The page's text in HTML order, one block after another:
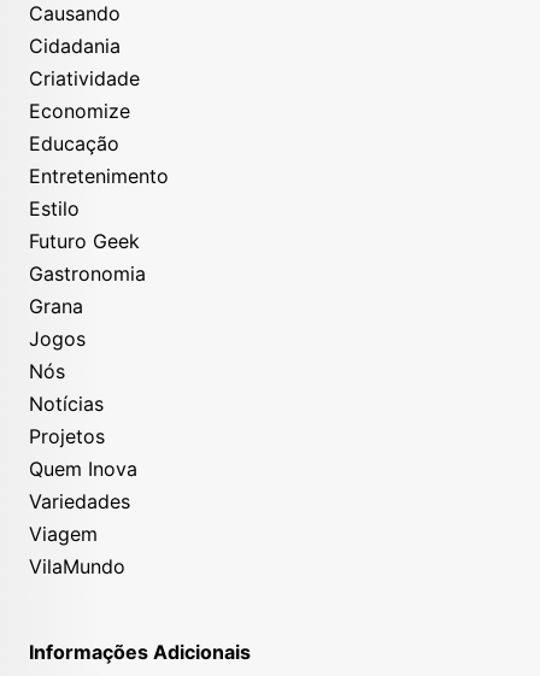
Causando
Cidadania
Criatividade
Economize
Educação
Entretenimento
Estilo
Futuro Geek
Gastronomia
Grana
Jogos
Nós
Notícias
Projetos
Quem Inova
Variedades
Viagem
VilaMundo
Informações Adicionais